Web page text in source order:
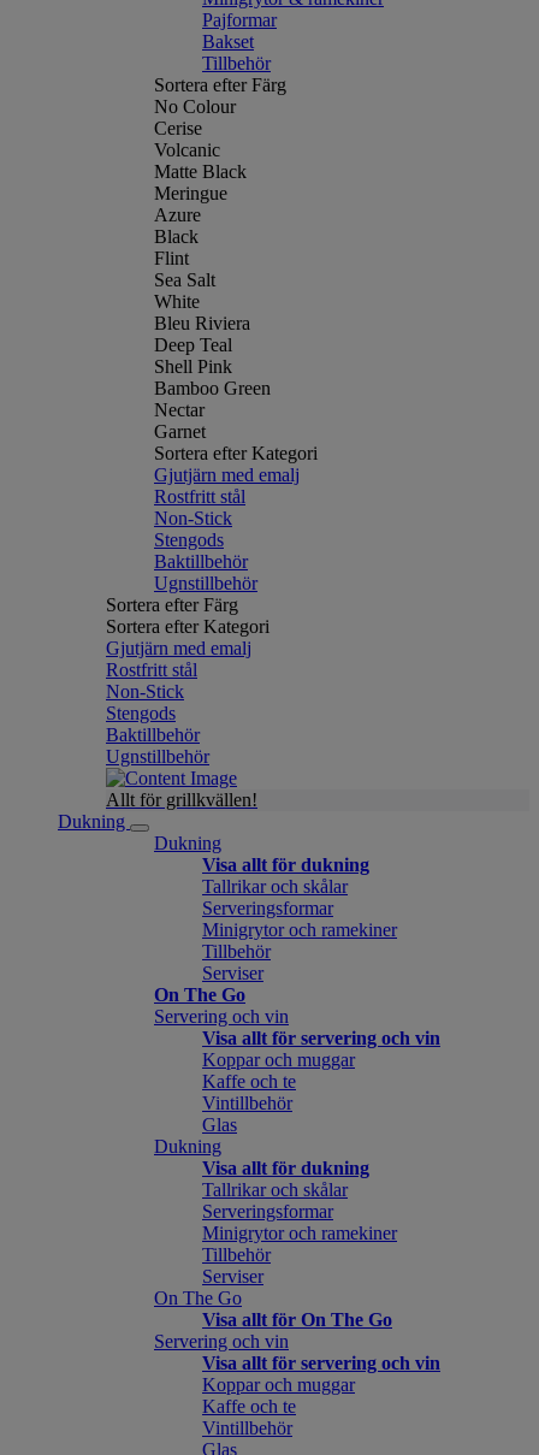
Pajformar
Bakset
Tillbehör
Sortera efter Färg
No Colour
Cerise
Volcanic
Matte Black
Meringue
Azure
Black
Flint
Sea Salt
White
Bleu Riviera
Deep Teal
Shell Pink
Bamboo Green
Nectar
Garnet
Sortera efter Kategori
Gjutjärn med emalj
Rostfritt stål
Non-Stick
Stengods
Baktillbehör
Ugnstillbehör
Sortera efter Färg
Sortera efter Kategori
Gjutjärn med emalj
Rostfritt stål
Non-Stick
Stengods
Baktillbehör
Ugnstillbehör
Allt för grillkvällen!
Dukning
Dukning
Visa allt för dukning
Tallrikar och skålar
Serveringsformar
Minigrytor och ramekiner
Tillbehör
Serviser
On The Go
Servering och vin
Visa allt för servering och vin
Koppar och muggar
Kaffe och te
Vintillbehör
Glas
Dukning
Visa allt för dukning
Tallrikar och skålar
Serveringsformar
Minigrytor och ramekiner
Tillbehör
Serviser
On The Go
Visa allt för On The Go
Servering och vin
Visa allt för servering och vin
Koppar och muggar
Kaffe och te
Vintillbehör
Glas